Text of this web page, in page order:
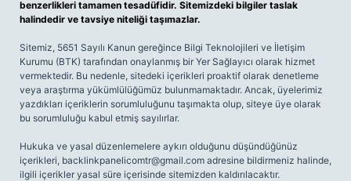
benzerlikleri tamamen tesadüfidir. Sitemizdeki bilgiler taslak
halindedir ve tavsiye niteliği taşımazlar.
Sitemiz, 5651 Sayılı Kanun gereğince Bilgi Teknolojileri ve İletişim
Kurumu (BTK) tarafından onaylanmış bir Yer Sağlayıcı olarak hizmet
vermektedir. Bu nedenle, sitedeki içerikleri proaktif olarak denetleme
veya araştırma yükümlülüğümüz bulunmamaktadır. Ancak, üyelerimiz
yazdıkları içeriklerin sorumluluğunu taşımakta olup, siteye üye olarak
bu sorumluluğu kabul etmiş sayılırlar.
Hukuka ve yasal düzenlemelere aykırı olduğunu düşündüğünüz
içerikleri, backlinkpanelicomtr@gmail.com adresine bildirmeniz halinde,
ilgili içerikler yasal süre içerisinde sitemizden kaldırılacaktır.